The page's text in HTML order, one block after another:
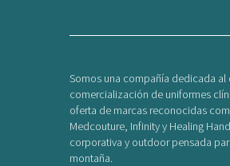
Somos una compañía dedicada
comercialización de uniformes
oferta de marcas reconocidas
Medcouture, Infinity y Healing
corporativa y outdoor pensada
montaña.